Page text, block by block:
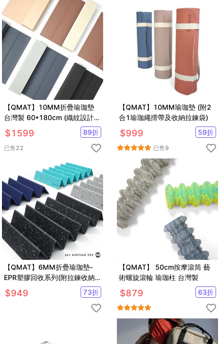
【QMAT】10MM折疊瑜珈墊
台灣製 60*180cm (織紋設計
雙面雙壓紋皆可使用)
$1599 89折
已售22
【QMAT】10MM瑜珈墊 (附2
合1瑜珈繩揹帶及收納拉鍊袋)
$999 59折
已售9
【QMAT】6MM折疊瑜珈墊-
EPR塑膠回收系列(附拉鍊收納
揹袋)
$949 73折
【QMAT】 50cm按摩滾筒 藝
術螺旋滾輪 瑜珈柱 台灣製
$879 63折